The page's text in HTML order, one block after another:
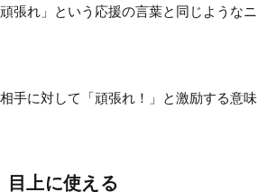
張れ」という応援の言葉と同じようなニ
手に対して「頑張れ！」と激励する意味
目上に使える